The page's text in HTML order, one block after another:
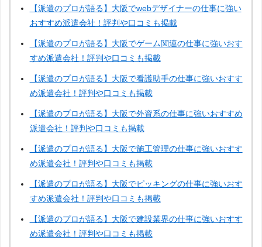
【派遣のプロが語る】大阪でwebデザイナーの仕事に強い
おすすめ派遣会社！評判や口コミも掲載
【派遣のプロが語る】大阪でゲーム関連の仕事に強いおす
すめ派遣会社！評判や口コミも掲載
【派遣のプロが語る】大阪で看護助手の仕事に強いおすす
め派遣会社！評判や口コミも掲載
【派遣のプロが語る】大阪で外資系の仕事に強いおすすめ
派遣会社！評判や口コミも掲載
【派遣のプロが語る】大阪で施工管理の仕事に強いおすす
め派遣会社！評判や口コミも掲載
【派遣のプロが語る】大阪でピッキングの仕事に強いおす
すめ派遣会社！評判や口コミも掲載
【派遣のプロが語る】大阪で建設業界の仕事に強いおすす
め派遣会社！評判や口コミも掲載